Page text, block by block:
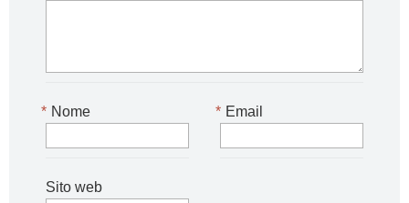
Nome
* Email
*
Sito web